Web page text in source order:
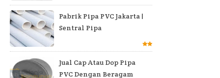
Pabrik Pipa PVC Jakarta |
Sentral Pipa
Jual Cap Atau Dop Pipa
PVC Dengan Beragam